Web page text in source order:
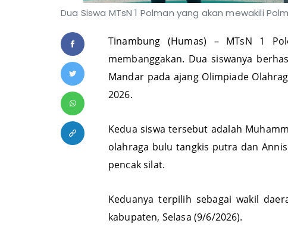
Dua Siswa MTsN 1 Polman yang akan mewakili
Tinambung (Humas) – MTsN 1
membanggakan. Dua siswanya
Mandar pada ajang Olimpiade
2026.
Kedua siswa tersebut adalah
olahraga bulu tangkis putra dan
pencak silat.
Keduanya terpilih sebagai wakil
kabupaten, Selasa (9/6/2026).